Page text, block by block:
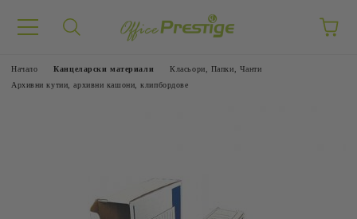
Начало Канцеларски материали
Класьори, Папки, Чанти
Архивни кутии, архивни кашони, клипбордове